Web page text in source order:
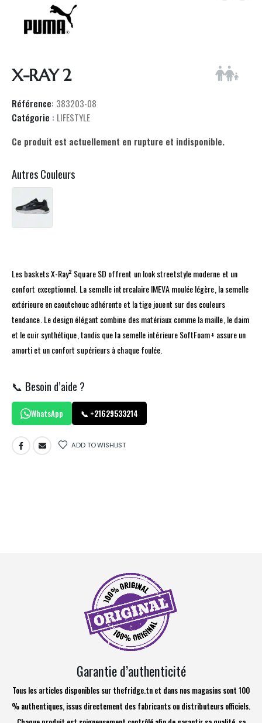
X-RAY 2
Référence: 383203-08
Catégorie : LIFESTYLE
Ce produit est actuellement en rupture et indisponible.
Autres Couleurs
Les baskets X-Ray² Square SD offrent un look streetstyle moderne et un
confort exceptionnel. La semelle intercalaire IMEVA moulée légère, la semelle
extérieure en caoutchouc adhérente et la tige jouent sur des couleurs
tendance. Le design élégant combine des matériaux comme la maille, le daim
et le cuir synthétique, tandis que la semelle intérieure SoftFoam+ assure un
amorti et un confort supérieurs à chaque foulée.
📞 Besoin d’aide ?
WhatsApp 📞 +21629533214
ADD TO WISHLIST
Garantie d’authenticité
Tous les articles disponibles sur thefridge.tn et dans nos magasins sont 100
% authentiques, issus directement des fabricants ou distributeurs officiels.